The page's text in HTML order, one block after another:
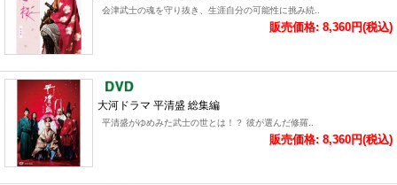
会津武士の魂を守り抜き、生涯自分の可能性に挑み続..
販売価格: 8,360円(税込)
大河ドラマ 平清盛 総集編
平清盛がゆめみた武士の世とは！？ 彼が選んだ修羅..
販売価格: 8,360円(税込)